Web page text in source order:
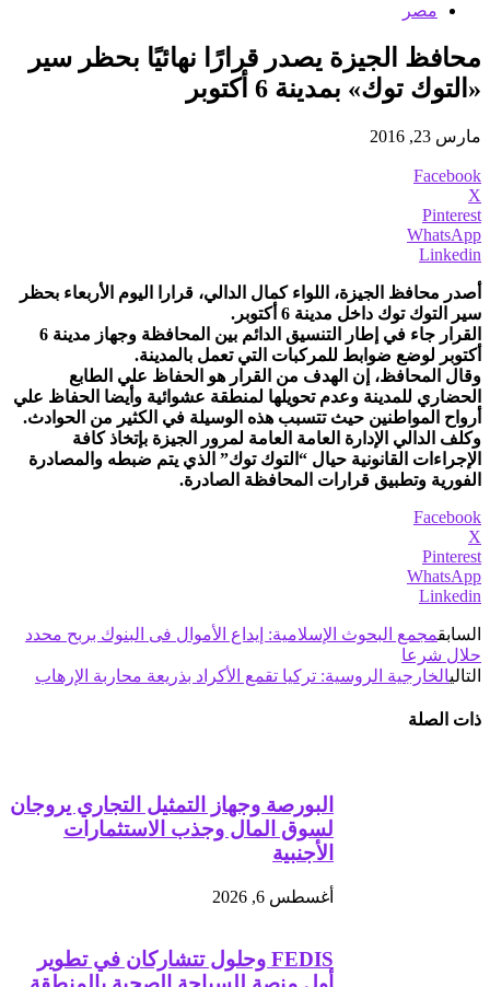
مصر
محافظ الجيزة يصدر قرارًا نهائيًا بحظر سير
«التوك توك» بمدينة 6 أكتوبر
مارس 23, 2016
Facebook
X
Pinterest
WhatsApp
Linkedin
أصدر محافظ الجيزة، اللواء كمال الدالي، قرارا اليوم الأربعاء بحظر
سير التوك توك داخل مدينة 6 أكتوبر.
القرار جاء في إطار التنسيق الدائم بين المحافظة وجهاز مدينة 6
أكتوبر لوضع ضوابط للمركبات التي تعمل بالمدينة.
وقال المحافظ، إن الهدف من القرار هو الحفاظ علي الطابع
الحضاري للمدينة وعدم تحويلها لمنطقة عشوائية وأيضا الحفاظ علي
أرواح المواطنين حيث تتسبب هذه الوسيلة في الكثير من الحوادث.
وكلف الدالي الإدارة العامة العامة لمرور الجيزة بإتخاذ كافة
الإجراءات القانونية حيال “التوك توك” الذي يتم ضبطه والمصادرة
الفورية وتطبيق قرارات المحافظة الصادرة.
Facebook
X
Pinterest
WhatsApp
Linkedin
السابقمجمع البحوث الإسلامية: إيداع الأموال فى البنوك بربح محدد
حلال شرعا
التاليالخارجية الروسية: تركيا تقمع الأكراد بذريعة محاربة الإرهاب
ذات الصلة
البورصة وجهاز التمثيل التجاري يروجان
لسوق المال وجذب الاستثمارات
الأجنبية
أغسطس 6, 2026
FEDIS وحلول تتشاركان في تطوير